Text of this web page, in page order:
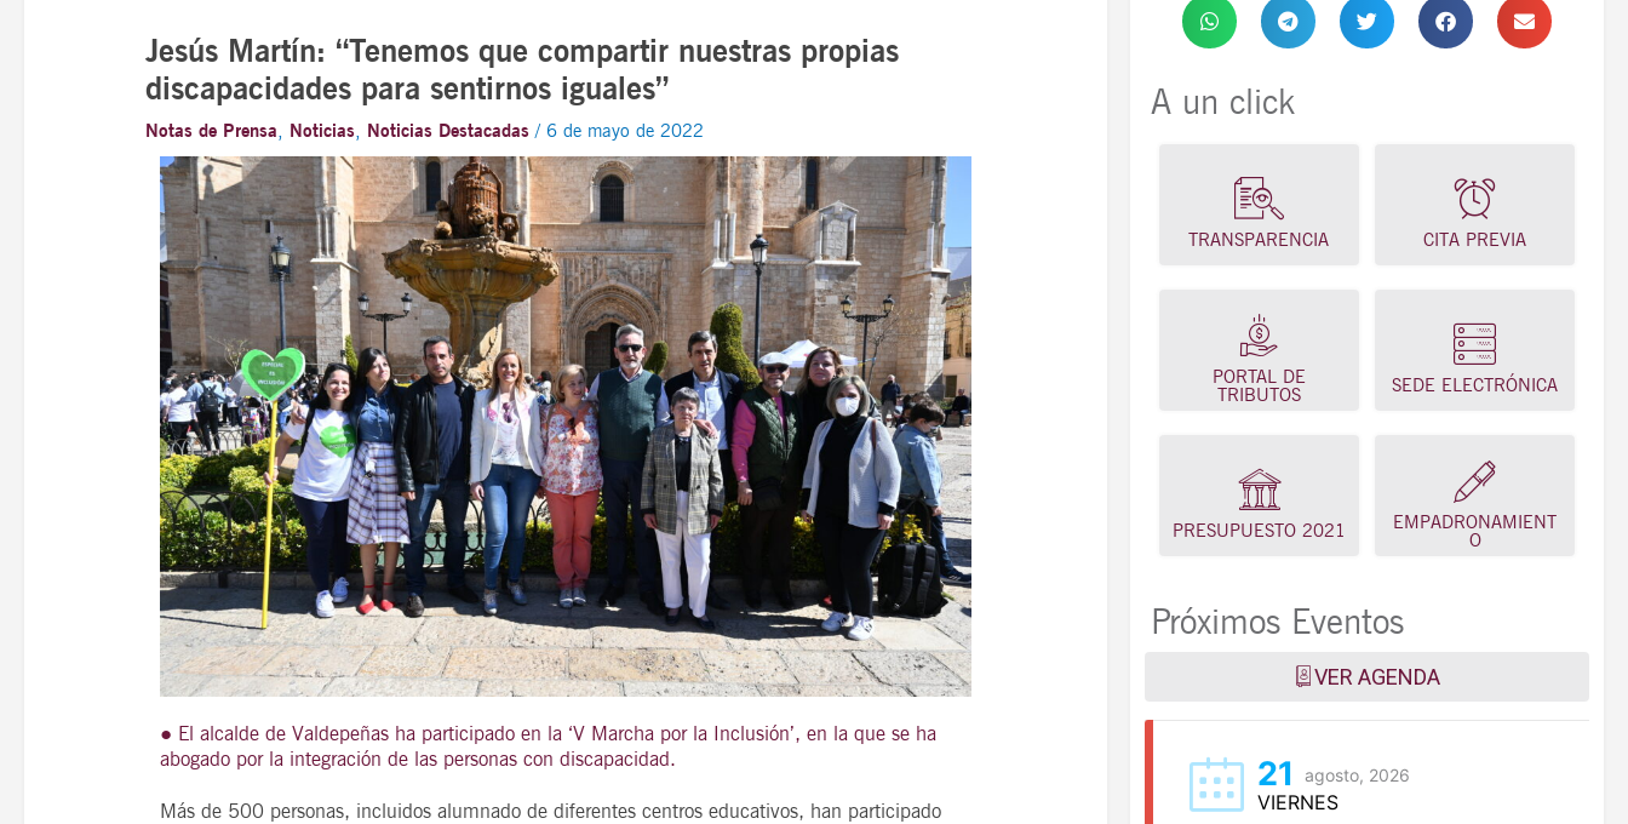
Jesús Martín: “Tenemos que compartir nuestras propias
discapacidades para sentirnos iguales”
Notas de Prensa, Noticias, Noticias Destacadas / 6 de mayo de 2022
● El alcalde de Valdepeñas ha participado en la ‘V Marcha por la Inclusión’, en la que se ha
abogado por la integración de las personas con discapacidad.
Más de 500 personas, incluidos alumnado de diferentes centros educativos, han participado
A un click
TRANSPARENCIA CITA PREVIA
PORTAL DE
TRIBUTOS
SEDE ELECTRÓNICA
PRESUPUESTO 2021
EMPADRONAMIENT
O
Próximos Eventos
VER AGENDA
21 agosto, 2026
VIERNES VIERNES
21 agosto, 2026
VIERNES